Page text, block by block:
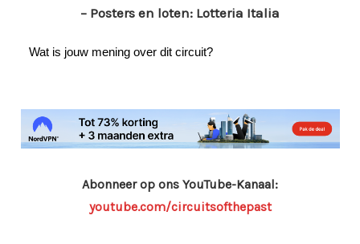
– Posters en loten: Lotteria Italia
Wat is jouw mening over dit circuit?
Abonneer op ons YouTube-Kanaal:
youtube.com/circuitsofthepast